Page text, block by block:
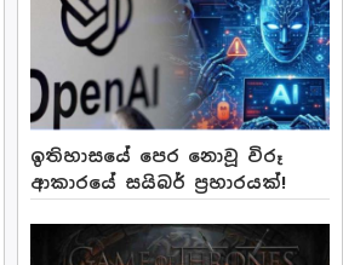
ඉතිහාසයේ පෙර නොවූ විරූ
ආකාරයේ සයිබර් ප්‍රහාරයක්!